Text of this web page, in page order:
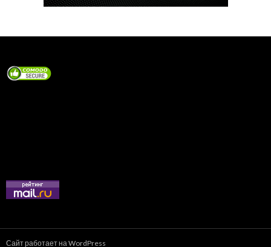
Сайт работает на WordPress